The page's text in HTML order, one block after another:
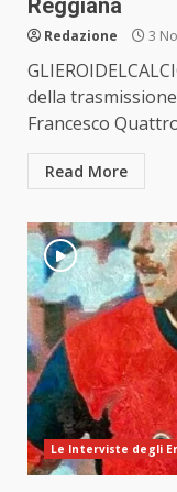
Reggiana
Redazione 3
della
Francesco
Read More
Le Interviste degli